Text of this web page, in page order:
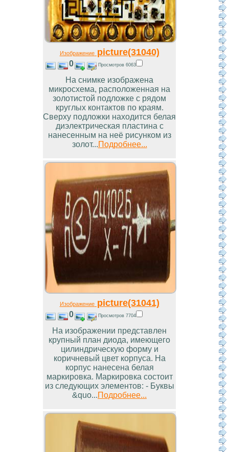
Изображениеpicture(31040)
0 Просмотров 6063
На снимке изображена
микросхема, расположенная на
золотистой подложке с рядом
круглых контактов по краям.
Сверху подложки находится белая
диэлектрическая пластина с
нанесенным на неё рисунком из
золот...Подробнее...
Изображениеpicture(31041)
0 Просмотров 7704
На изображении представлен
крупный план диода, имеющего
цилиндрическую форму и
коричневый цвет корпуса. На
корпус нанесена белая
маркировка. Маркировка состоит
из следующих элементов: - Буквы
&quo...Подробнее...